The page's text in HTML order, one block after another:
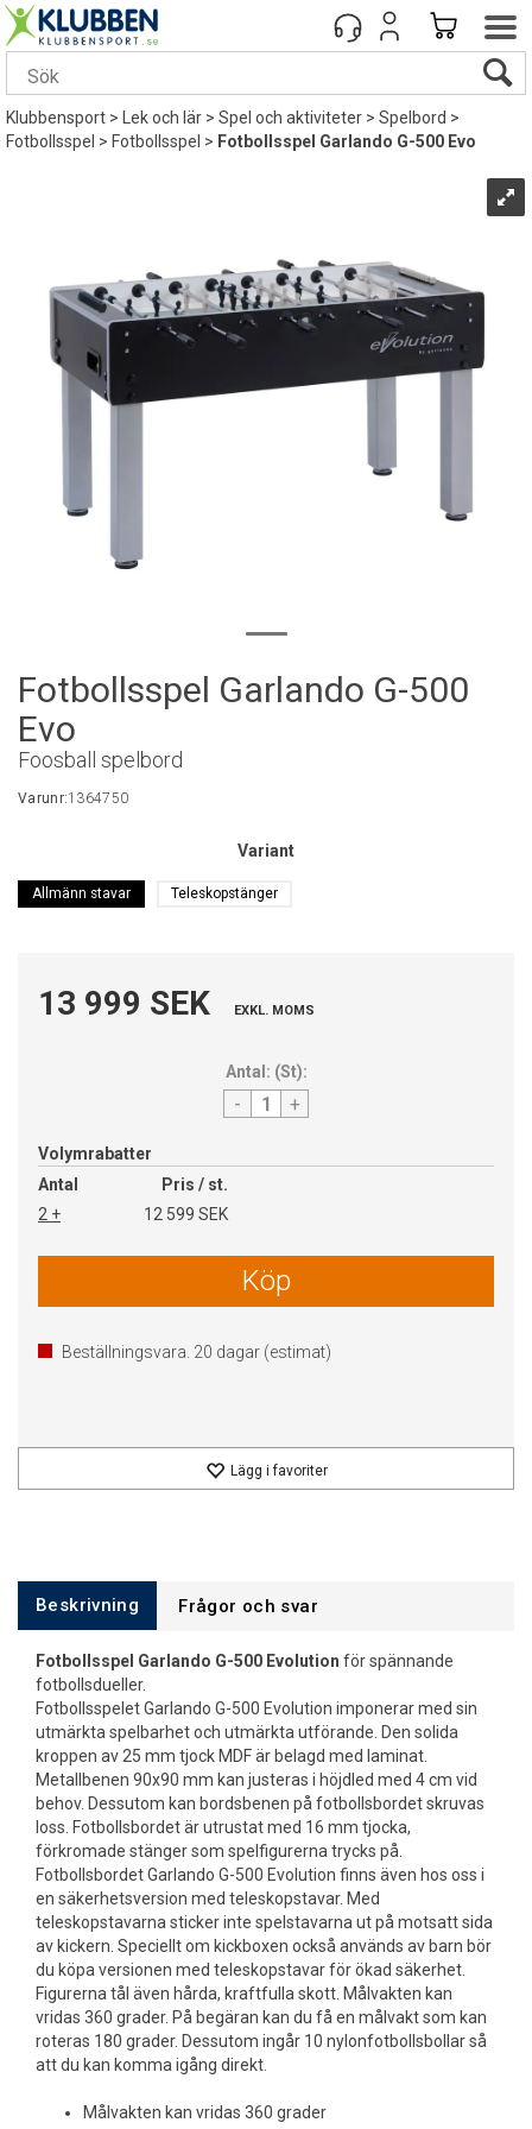
Klubbensport> Lek och lär>Spel och aktiviteter>Spelbord>
Fotbollsspel >Fotbollsspel > Fotbollsspel Garlando G-500 Evo
Fotbollsspel Garlando G-500
Evo
Foosball spelbord
Varunr:1364750
Variant
Allmänn stavar Teleskopstänger
13 999 SEK EXKL. MOMS
Antal: (St):
- +
Volymrabatter
Antal
Pris / st.
2 +
12 599 SEK
Köp
Beställningsvara. 20 dagar (estimat)
Lägg i favoriter
Beskrivning Frågor och svar
Fotbollsspel Garlando G-500 Evolution för spännande
fotbollsdueller.
Fotbollsspelet Garlando G-500 Evolution imponerar med sin
utmärkta spelbarhet och utmärkta utförande. Den solida
kroppen av 25 mm tjock MDF är belagd med laminat.
Metallbenen 90x90 mm kan justeras i höjdled med 4 cm vid
behov. Dessutom kan bordsbenen på fotbollsbordet skruvas
loss. Fotbollsbordet är utrustat med 16 mm tjocka,
förkromade stänger som spelfigurerna trycks på.
Fotbollsbordet Garlando G-500 Evolution finns även hos oss i
en säkerhetsversion med teleskopstavar. Med
teleskopstavarna sticker inte spelstavarna ut på motsatt sida
av kickern. Speciellt om kickboxen också används av barn bör
du köpa versionen med teleskopstavar för ökad säkerhet.
Figurerna tål även hårda, kraftfulla skott. Målvakten kan
vridas 360 grader. På begäran kan du få en målvakt som kan
roteras 180 grader. Dessutom ingår 10 nylonfotbollsbollar så
att du kan komma igång direkt.
Målvakten kan vridas 360 grader